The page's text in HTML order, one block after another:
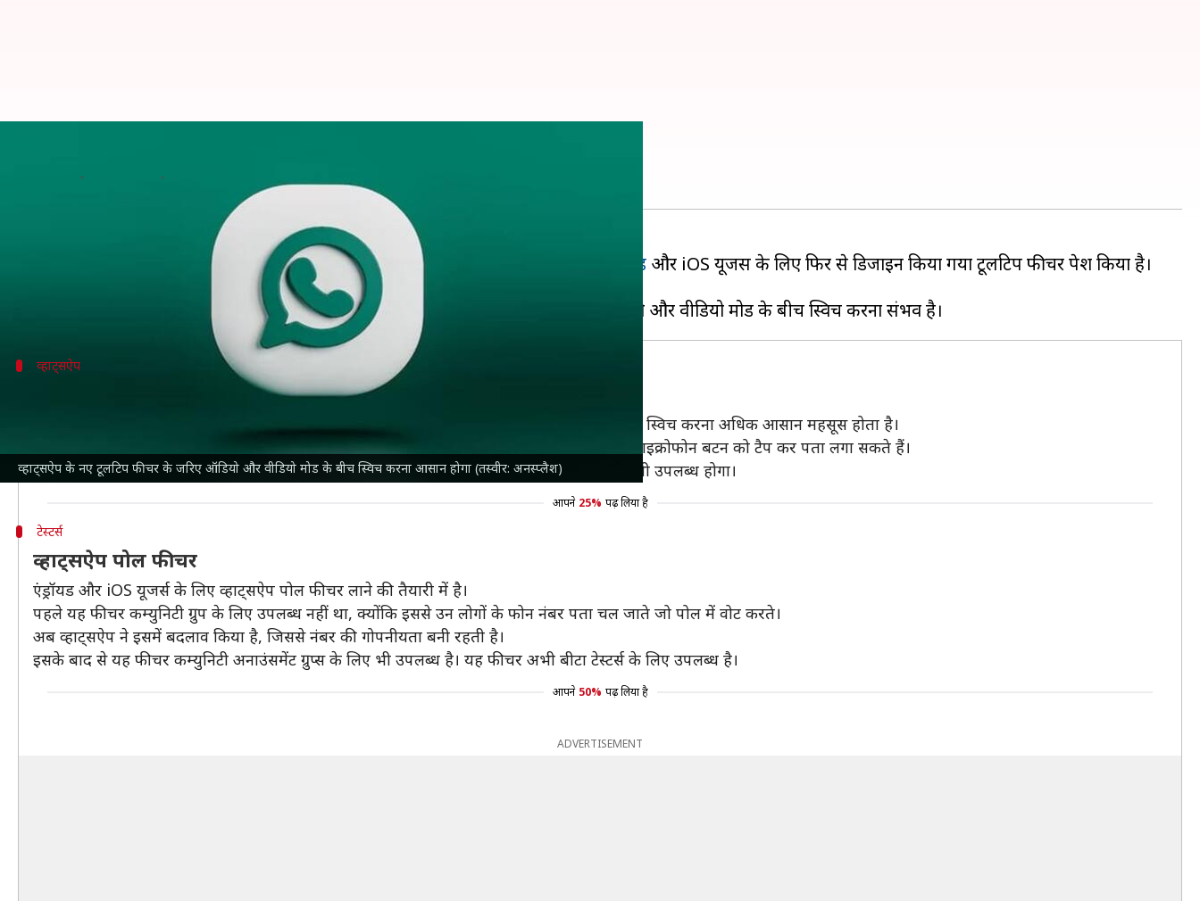
व्हाट्सऐप के नए टूलटिप फीचर के जरिए ऑडियो और वीडियो मोड के बीच स्विच करना आसान होगा (तस्वीर: अनस्प्लैश)
अपने यूजर्स के लिए एक के बाद एक नए फीचर्स पर काम कर रही है। व्हाट्सऐप ने एंड्रॉयड और iOS यूजर्स के लिए फिर से डिजाइन किया गया टूलटिप फीचर पेश किया है।
हालांकि, यह फीचर अभी एंड्रॉयड और iOS के कुछ बीटा टेस्टर्स के लिए उपलब्ध है।
व्हाट्सऐप
टूलटिप से ऑडियो और वीडियो मोड के बीच स्विच करना हुआ आसान
फिर से डिजाइन किए गए टूलटिप में एक एनीमेशन भी शामिल है, जिससे ऑडियो और वीडियो मोड के बीच स्विच करना अधिक आसान महसूस होता है।
अपने व्हाट्सऐप अकाउंट में नया टूलटिप की उपलब्धता चेक करने के लिए चैट विकल्प के भीतर दिए गए माइक्रोफोन बटन को टैप कर पता लगा सकते हैं।
व्हाट्सऐप का यह नया टूलटिप फीचर आने वाले समय में बीटा टेस्टर्स के अलावा अन्य सभी यूजर्स के लिए भी उपलब्ध होगा।
आपने 25% पढ़ लिया है
टेस्टर्स
व्हाट्सऐप पोल फीचर
एंड्रॉयड और iOS यूजर्स के लिए व्हाट्सऐप पोल फीचर लाने की तैयारी में है।
पहले यह फीचर कम्युनिटी ग्रुप के लिए उपलब्ध नहीं था, क्योंकि इससे उन लोगों के फोन नंबर पता चल जाते जो पोल में वोट करते।
अब व्हाट्सऐप ने इसमें बदलाव किया है, जिससे नंबर की गोपनीयता बनी रहती है।
इसके बाद से यह फीचर कम्युनिटी अनाउंसमेंट ग्रुप्स के लिए भी उपलब्ध है। यह फीचर अभी बीटा टेस्टर्स के लिए उपलब्ध है।
आपने 50% पढ़ लिया है
ADVERTISEMENT